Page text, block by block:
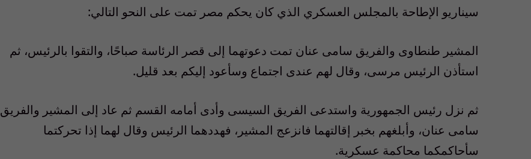
سيناريو الإطاحة بالمجلس العسكري الذي كان يحكم مصر تمت على النحو التالي:
المشير طنطاوى والفريق سامى عنان تمت دعوتهما إلى قصر الرئاسة صباحًا، والتقوا بالرئيس، ثم
استأذن الرئيس مرسى، وقال لهم عندى اجتماع وسأعود إليكم بعد قليل.
ثم نزل رئيس الجمهورية واستدعى الفريق السيسى وأدى أمامه القسم ثم عاد إلى المشير والفريق
سامى عنان، وأبلغهم بخبر إقالتهما فانزعج المشير، فهددهما الرئيس وقال لهما إذا تحركتما
سأحاكمكما محاكمة عسكرية.